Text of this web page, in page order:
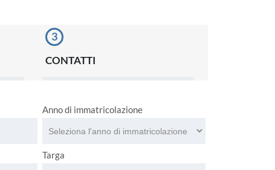
CONTATTI
Anno di immatricolazione
Targa